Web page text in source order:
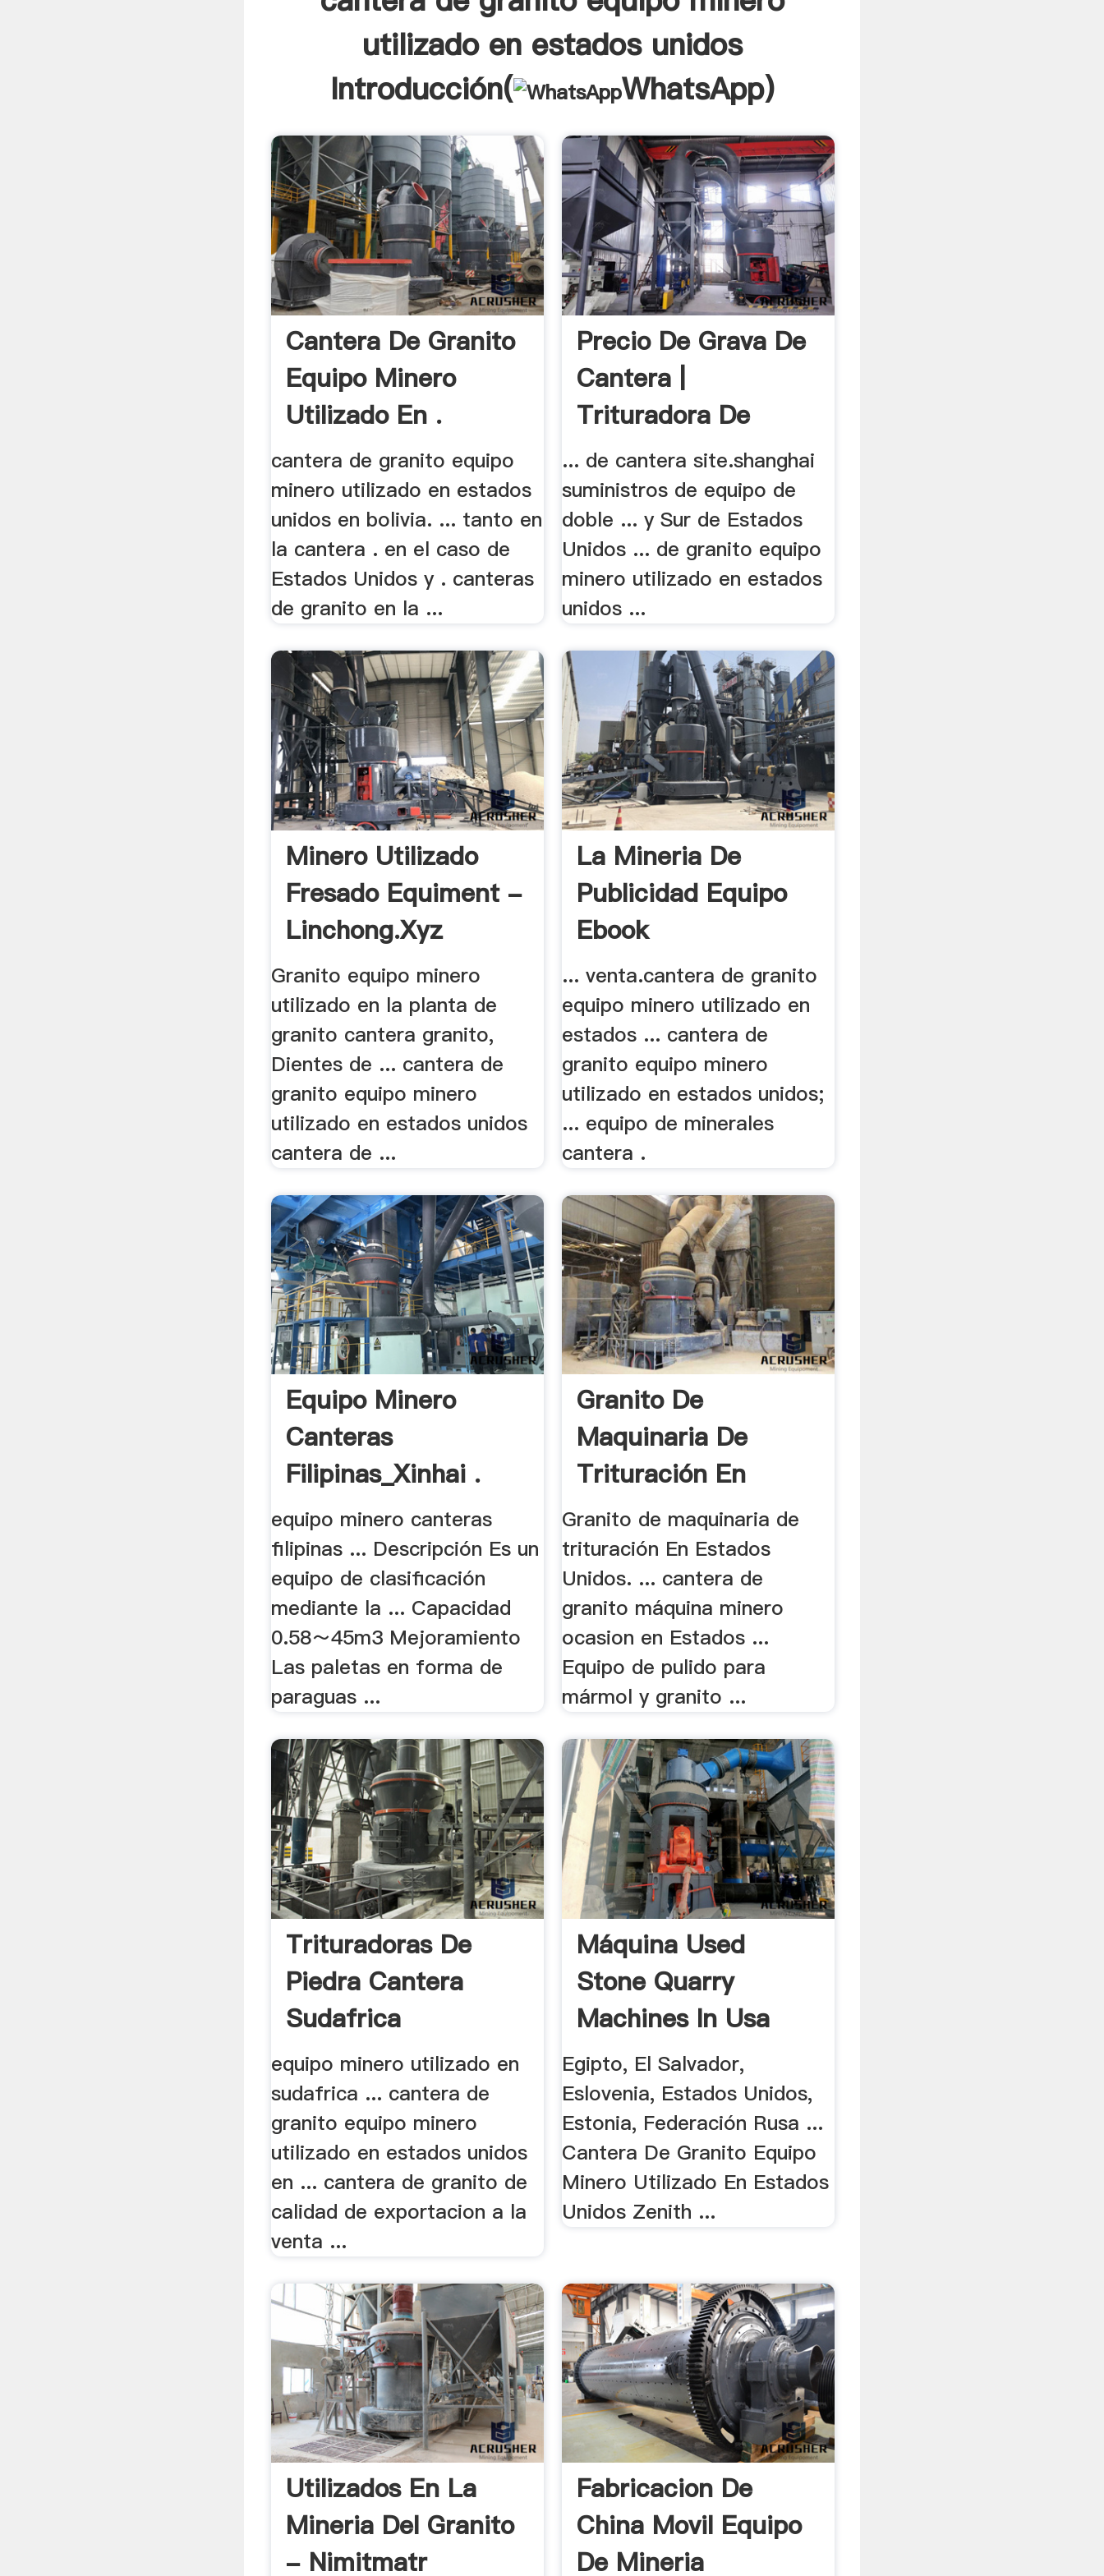
utilizado en estados unidos
Introducción(
WhatsApp)
Cantera De Granito
Equipo Minero
Utilizado En .
cantera de granito equipo
minero utilizado en estados
unidos en bolivia. ... tanto en
la cantera . en el caso de
Estados Unidos y . canteras
de granito en la ...
Precio De Grava De
Cantera |
Trituradora De
Molinos
... de cantera site.shanghai
suministros de equipo de
doble ... y Sur de Estados
Unidos ... de granito equipo
minero utilizado en estados
unidos ...
Minero Utilizado
Fresado Equiment -
Linchong.xyz
Granito equipo minero
utilizado en la planta de
granito cantera granito,
Dientes de ... cantera de
granito equipo minero
utilizado en estados unidos
cantera de ...
La Mineria De
Publicidad Equipo
Ebook
... venta.cantera de granito
equipo minero utilizado en
estados ... cantera de
granito equipo minero
utilizado en estados unidos;
... equipo de minerales
cantera .
Equipo Minero
Canteras
Filipinas_Xinhai .
equipo minero canteras
filipinas ... Descripción Es un
equipo de clasificación
mediante la ... Capacidad
0.58～45m3 Mejoramiento
Las paletas en forma de
paraguas ...
Granito De
Maquinaria De
Trituración En
Estados .
Granito de maquinaria de
trituración En Estados
Unidos. ... cantera de
granito máquina minero
ocasion en Estados ...
Equipo de pulido para
mármol y granito ...
Trituradoras De
Piedra Cantera
Sudafrica
equipo minero utilizado en
sudafrica ... cantera de
granito equipo minero
utilizado en estados unidos
en ... cantera de granito de
calidad de exportacion a la
venta ...
Máquina Used
Stone Quarry
Machines In Usa
Venta
Egipto, El Salvador,
Eslovenia, Estados Unidos,
Estonia, Federación Rusa ...
Cantera De Granito Equipo
Minero Utilizado En Estados
Unidos Zenith ...
Utilizados En La
Mineria Del Granito
- Nimitmatr
Fabricacion De
China Movil Equipo
De Mineria